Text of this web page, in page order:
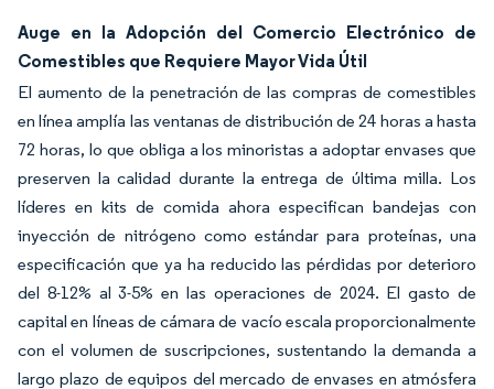
Auge en la Adopción del Comercio Electrónico de
Comestibles que Requiere Mayor Vida Útil
El aumento de la penetración de las compras de comestibles
en línea amplía las ventanas de distribución de 24 horas a hasta
72 horas, lo que obliga a los minoristas a adoptar envases que
preserven la calidad durante la entrega de última milla. Los
líderes en kits de comida ahora especifican bandejas con
inyección de nitrógeno como estándar para proteínas, una
especificación que ya ha reducido las pérdidas por deterioro
del 8-12% al 3-5% en las operaciones de 2024. El gasto de
capital en líneas de cámara de vacío escala proporcionalmente
con el volumen de suscripciones, sustentando la demanda a
largo plazo de equipos del mercado de envases en atmósfera